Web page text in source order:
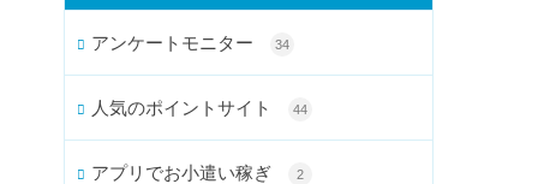
アンケートモニター 34
人気のポイントサイト 44
アプリでお小遣い稼ぎ 2